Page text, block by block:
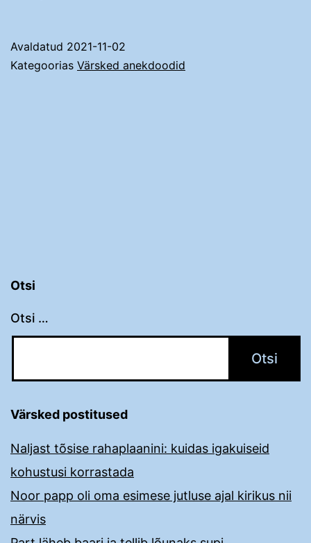
Avaldatud 2021-11-02
Kategoorias Värsked anekdoodid
Otsi
Otsi …
Värsked postitused
Naljast tõsise rahaplaanini: kuidas igakuiseid
kohustusi korrastada
Noor papp oli oma esimese jutluse ajal kirikus nii
närvis